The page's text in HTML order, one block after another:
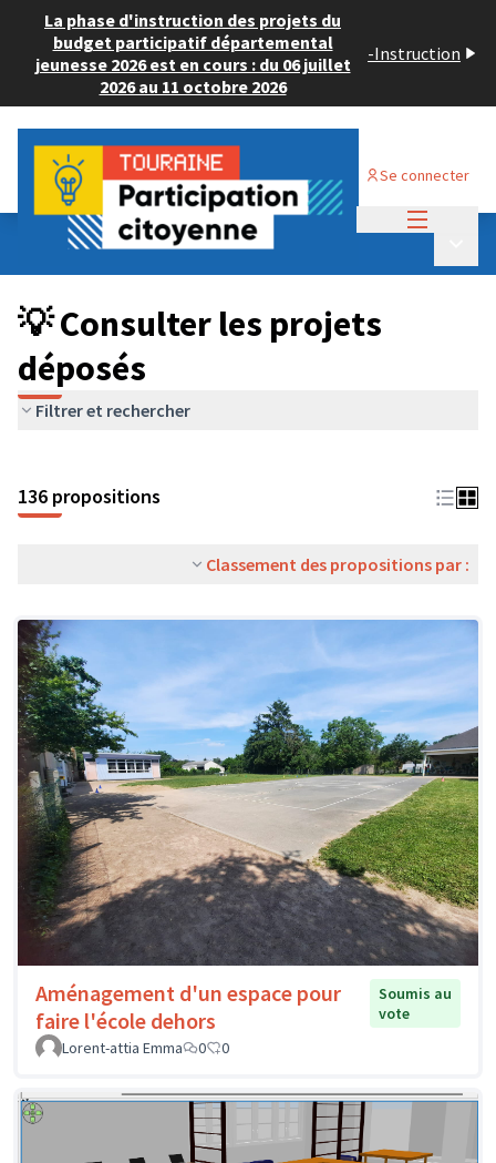
La phase d'instruction des projets du
budget participatif départemental
jeunesse 2026 est en cours : du 06 juillet
2026 au 11 octobre 2026
-Instruction
Se connecter
Budget Participatif JEUNESSE 2024
💡 Consulter les projets déposés
💡 Consulter les projets
déposés
Filtrer et rechercher
136 propositions
Classement des propositions par :
Aménagement d'un espace pour
faire l'école dehors
Soumis au
vote
Lorent-attia Emma
0 0